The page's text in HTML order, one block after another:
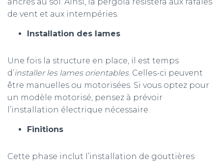
de vent et aux intempéries.
Installation des lames
Une fois la structure en place, il est temps
d’installer les lames orientables. Celles-ci peuvent
être manuelles ou motorisées. Si vous optez pour
un modèle motorisé, pensez à prévoir
l’installation électrique nécessaire.
Finitions
Cette phase inclut l’installation de gouttières